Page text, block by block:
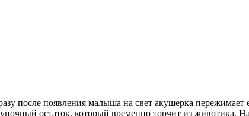
после появления малыша на свет акушерка пережимает
остаток, который временно торчит из животика.